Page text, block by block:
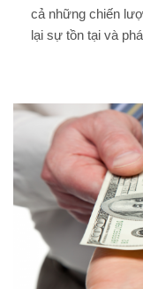
cả những chiến
lại sự tồn tại và